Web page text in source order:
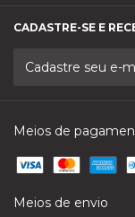
CADASTRE-SE E
Meios de
Meios de envio